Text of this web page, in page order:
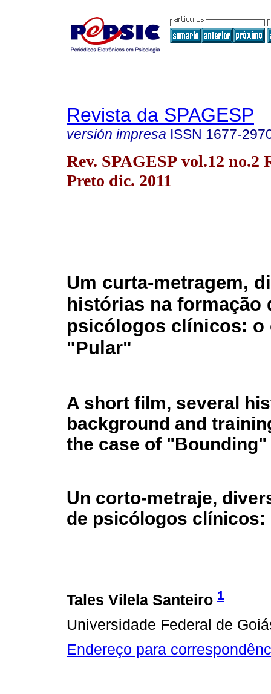
Revista da SPAGESP
versión impresa ISSN 1677-
Rev. SPAGESP vol.12 no.2
Preto dic. 2011
Um curta-metragem,
histórias na formação
psicólogos clínicos: o
"Pular"
A short film, several
background and
the case of "Bounding"
Un corto-metraje,
de psicólogos
Tales Vilela Santeiro 1
Universidade Federal de
Endereço para